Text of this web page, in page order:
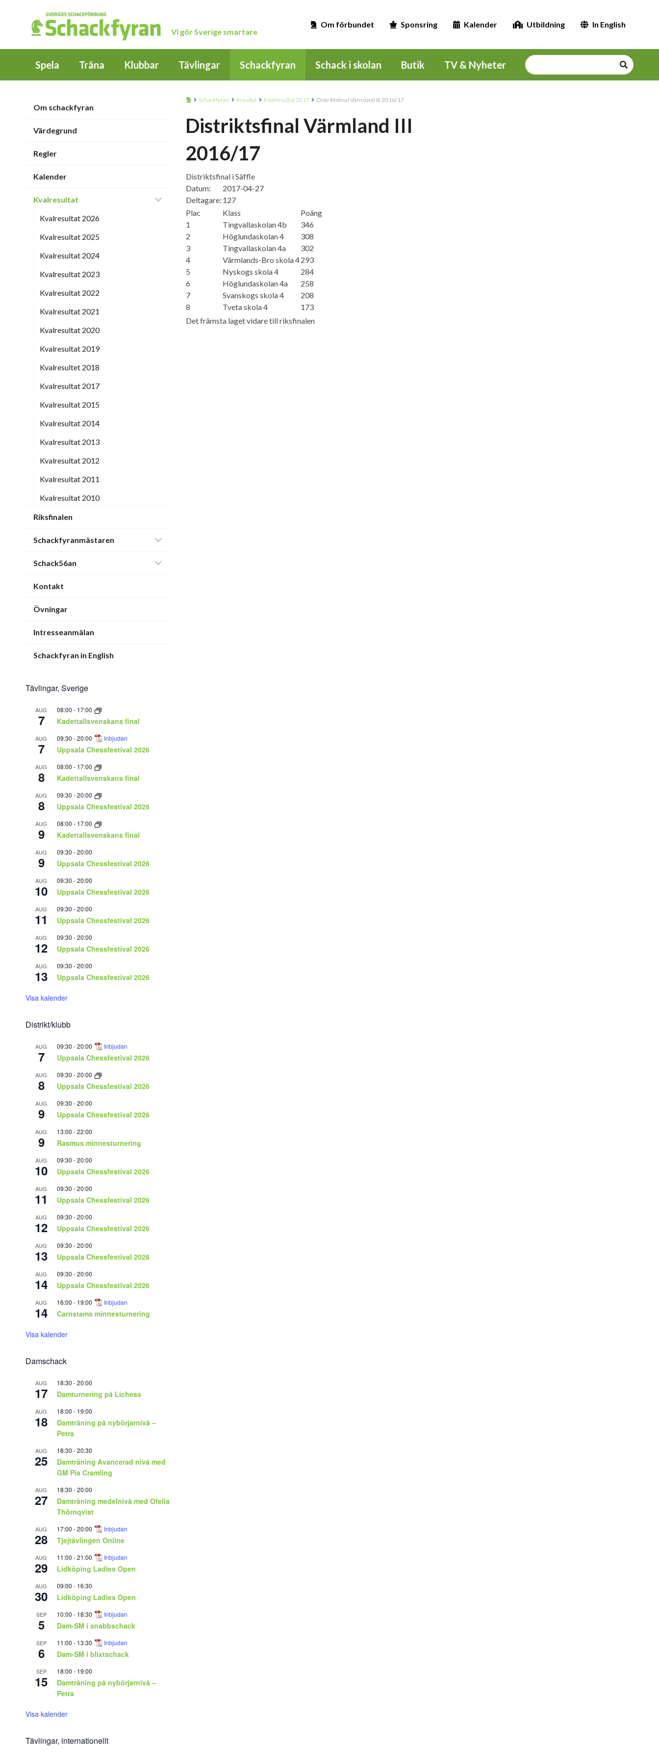
Vi gör Sverige smartare
Om förbundet Sponsring Kalender Utbildning In English
Spela Träna Klubbar Tävlingar Schackfyran Schack i skolan Butik TV & Nyheter
Om schackfyran
Värdegrund
Regler
Kalender
Kvalresultat
Kvalresultat 2026
Kvalresultat 2025
Kvalresultat 2024
Kvalresultat 2023
Kvalresultat 2022
Kvalresultat 2021
Kvalresultat 2020
Kvalresultat 2019
Kvalresultet 2018
Kvalresultat 2017
Kvalresultat 2015
Kvalresultat 2014
Kvalresultat 2013
Kvalresultat 2012
Kvalresultat 2011
Kvalresultat 2010
Riksfinalen
Schackfyranmästaren
Schack56an
Kontakt
Övningar
Intresseanmälan
Schackfyran in English
Tävlingar, Sverige
AUG
7
08:00 - 17:00
Kadettallsvenskans final
AUG
7
09:30 -20:00 Inbjudan
Uppsala Chessfestival 2026
AUG
8
08:00 - 17:00
Kadettallsvenskans final
AUG
8
09:30 -20:00
Uppsala Chessfestival 2026
AUG
9
08:00 - 17:00
Kadettallsvenskans final
AUG
9
09:30 -20:00
Uppsala Chessfestival 2026
AUG
10
09:30 -20:00
Uppsala Chessfestival 2026
AUG
11
09:30 -20:00
Uppsala Chessfestival 2026
AUG
12
09:30 -20:00
Uppsala Chessfestival 2026
AUG
13
09:30 -20:00
Uppsala Chessfestival 2026
Visa kalender
Distrikt/klubb
AUG
7
09:30 -20:00 Inbjudan
Uppsala Chessfestival 2026
AUG
8
09:30 -20:00
Uppsala Chessfestival 2026
AUG
9
09:30 -20:00
Uppsala Chessfestival 2026
AUG
9
13:00 -22:00
Rasmus minnesturnering
AUG
10
09:30 -20:00
Uppsala Chessfestival 2026
AUG
11
09:30 -20:00
Uppsala Chessfestival 2026
AUG
12
09:30 -20:00
Uppsala Chessfestival 2026
AUG
13
09:30 -20:00
Uppsala Chessfestival 2026
AUG
14
09:30 -20:00
Uppsala Chessfestival 2026
AUG
14
16:00 - 19:00 Inbjudan
Carnstams minnesturnering
Visa kalender
Damschack
AUG
17
18:30 -20:00
Damturnering på Lichess
AUG
18
18:00 - 19:00
Damträning på nybörjarnivå –
Petra
AUG
25
18:30 -20:30
Damträning Avancerad nivå med
GM Pia Cramling
AUG
27
18:30 -20:00
Damträning medelnivå med Ofelia
Thörnqvist
AUG
28
17:00 -20:00 Inbjudan
Tjejtävlingen Online
AUG
29
11:00 -21:00 Inbjudan
Lidköping Ladies Open
AUG
30
09:00 - 16:30
Lidköping Ladies Open
SEP
5
10:00 - 18:30 Inbjudan
Dam-SM i snabbschack
SEP
6
11:00 - 13:30 Inbjudan
Dam-SM i blixtschack
SEP
15
18:00 - 19:00
Damträning på nybörjarnivå –
Petra
Visa kalender
Tävlingar, internationellt
Schackfyran Resultat Kvalresultat 2017 Distriktsfinal Värmland III 2016/17
Distriktsfinal Värmland III
2016/17
Distriktsfinal i Säffle
Datum:
2017-04-27
Deltagare: 127
Plac
Klass
Poäng
1
Tingvallaskolan 4b
346
2
Höglundaskolan 4
308
3
Tingvallaskolan 4a
302
4
Värmlands-Bro skola 4293
5
Nyskogs skola 4
284
6
Höglundaskolan 4a
258
7
Svanskogs skola 4
208
8
Tveta skola 4
173
Det främsta laget vidare till riksfinalen